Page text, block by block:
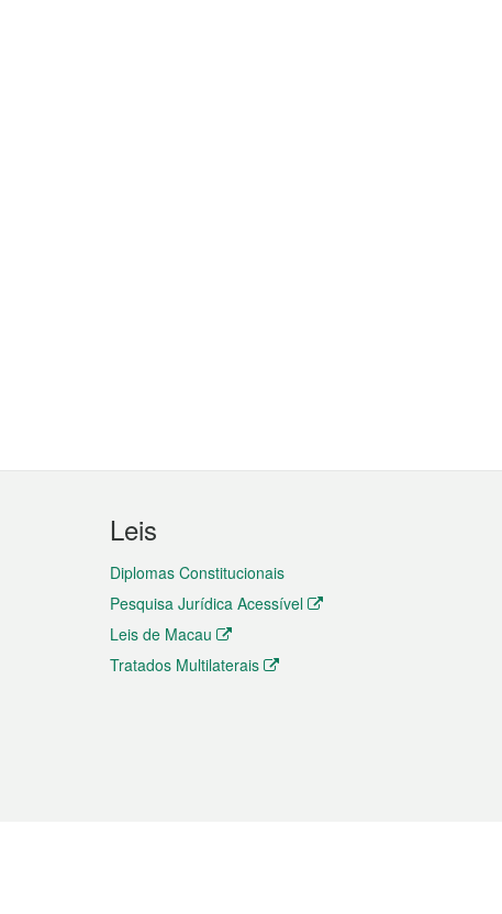
Leis
Diplomas Constitucionais
Pesquisa Jurídica Acessível
Leis de Macau
Tratados Multilaterais